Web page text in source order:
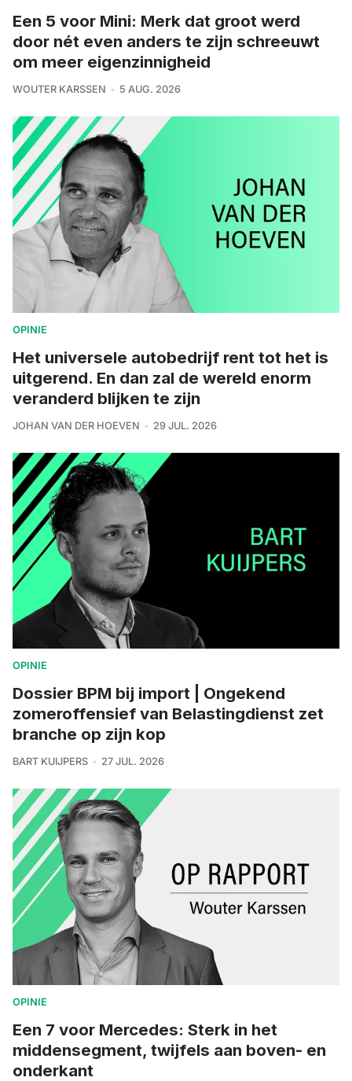
Een 5 voor Mini: Merk dat groot werd
door nét even anders te zijn schreeuwt
om meer eigenzinnigheid
WOUTER KARSSEN 5 AUG. 2026
OPINIE
Het universele autobedrijf rent tot het is
uitgerend. En dan zal de wereld enorm
veranderd blijken te zijn
JOHAN VAN DER HOEVEN 29 JUL. 2026
OPINIE
Dossier BPM bij import | Ongekend
zomeroffensief van Belastingdienst zet
branche op zijn kop
BART KUIJPERS 27 JUL. 2026
OPINIE
Een 7 voor Mercedes: Sterk in het
middensegment, twijfels aan boven- en
onderkant